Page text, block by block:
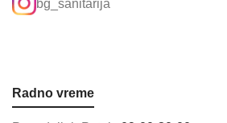
bg_sanitarija
Radno vreme